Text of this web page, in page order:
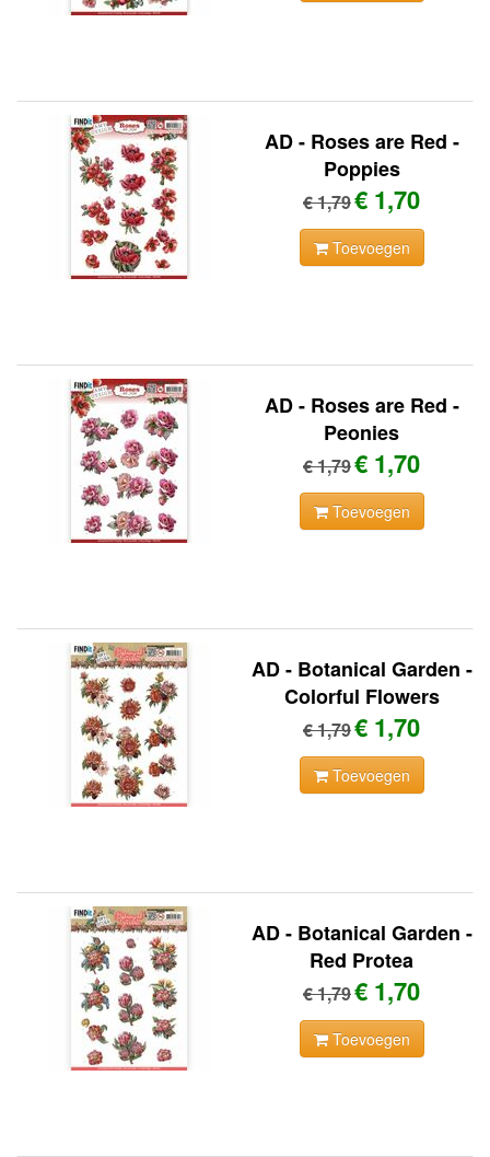
AD - Roses are Red -
Poppies
€ 1,79€ 1,70
Toevoegen
AD - Roses are Red -
Peonies
€ 1,79€ 1,70
Toevoegen
AD - Botanical Garden -
Colorful Flowers
€ 1,79€ 1,70
Toevoegen
AD - Botanical Garden -
Red Protea
€ 1,79€ 1,70
Toevoegen